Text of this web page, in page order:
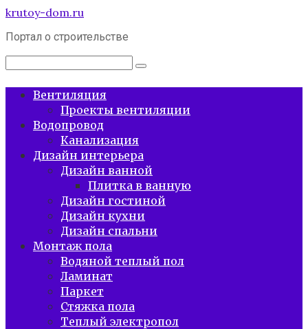
Перейти
контенту
krutoy-dom.ru
Портал о строительстве
Поиск:
Вентиляция
Проекты вентиляции
Водопровод
Канализация
Дизайн интерьера
Дизайн ванной
Плитка в ванную
Дизайн гостиной
Дизайн кухни
Дизайн спальни
Монтаж пола
Водяной теплый пол
Ламинат
Паркет
Стяжка пола
Теплый электропол